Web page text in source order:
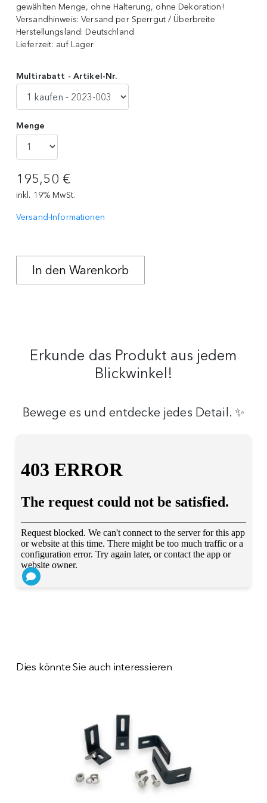
gewählten Menge, ohne Halterung, ohne Dekoration!
Versandhinweis:Versand per Sperrgut / Überbreite
Herstellungsland: Deutschland
Lieferzeit: auf Lager
Multirabatt - Artikel-Nr.
Menge
195,50 €
inkl. 19% MwSt.
Versand-Informationen
Erkunde das Produkt aus jedem
Blickwinkel!
Bewege es und entdecke jedes Detail. ✨
Dies könnte Sie auch interessieren